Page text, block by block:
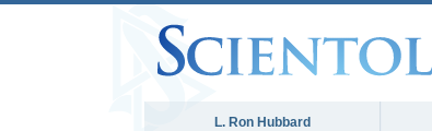
L. Ron Hubbard